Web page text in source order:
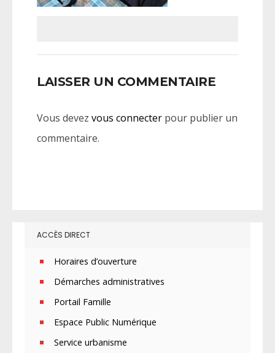
LAISSER UN COMMENTAIRE
Vous devez vous connecter pour publier un
commentaire.
ACCÈS DIRECT
Horaires d’ouverture
Démarches administratives
Portail Famille
Espace Public Numérique
Service urbanisme